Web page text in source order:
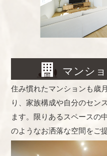
マンシ
住み慣れたマンションも歳
り、家族構成や自分のセン
ます。限りあるスペースの
のようなお洒落な空間をご